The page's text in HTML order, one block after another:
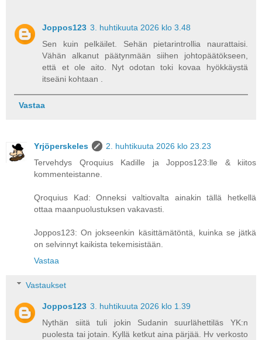
Joppos123 3. huhtikuuta 2026 klo 3.48
Sen kuin pelkäilet. Sehän pietarintrollia naurattaisi.
Vähän alkanut päätynmään siihen johtopäätökseen,
että et ole aito. Nyt odotan toki kovaa hyökkäystä
itseäni kohtaan .
Vastaa
Yrjöperskeles
2. huhtikuuta 2026 klo 23.23
Tervehdys Qroquius Kadille ja Joppos123:lle & kiitos
kommenteistanne.
Qroquius Kad: Onneksi valtiovalta ainakin tällä hetkellä
ottaa maanpuolustuksen vakavasti.
Joppos123: On jokseenkin käsittämätöntä, kuinka se jätkä
on selvinnyt kaikista tekemisistään.
Vastaa
Vastaukset
Joppos123 3. huhtikuuta 2026 klo 1.39
Nythän siitä tuli jokin Sudanin suurlähettiläs YK:n
puolesta tai jotain. Kyllä ketkut aina pärjää. Hv verkosto